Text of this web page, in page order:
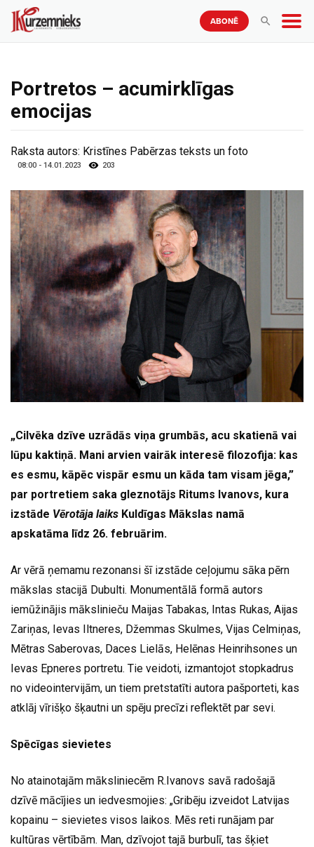
ABONĒ
Portretos – acumirklīgas
emocijas
Raksta autors: Kristīnes Pabērzas teksts un foto
08:00 - 14.01.2023 203
„Cilvēka dzīve uzrādās viņa grumbās, acu skatienā vai
lūpu kaktiņā. Mani arvien vairāk interesē filozofija: kas
es esmu, kāpēc vispār esmu un kāda tam visam jēga,”
par portretiem saka gleznotājs Ritums Ivanovs, kura
izstāde Vērotāja laiks Kuldīgas Mākslas namā
apskatāma līdz 26. februārim.
Ar vērā ņemamu rezonansi šī izstāde ceļojumu sāka pērn
mākslas stacijā Dubulti. Monumentālā formā autors
iemūžinājis mākslinieču Maijas Tabakas, Intas Rukas, Aijas
Zariņas, Ievas Iltneres, Džemmas Skulmes, Vijas Celmiņas,
Mētras Saberovas, Daces Lielās, Helēnas Heinrihsones un
Ievas Epneres portretu. Tie veidoti, izmantojot stopkadrus
no videointervijām, un tiem pretstatīti autora pašporteti, kas
atklāj vīrišķo šķautni un spēju precīzi reflektēt par sevi.
Spēcīgas sievietes
No atainotajām māksliniecēm R.Ivanovs savā radošajā
dzīvē mācījies un iedvesmojies: „Gribēju izveidot Latvijas
kopainu – sievietes visos laikos. Mēs reti runājam par
kultūras vērtībām. Man, dzīvojot tajā burbulī, tas šķiet